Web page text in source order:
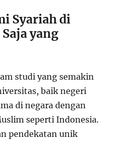
Syariah di
yang
studi yang semakin
baik negeri
di negara dengan
seperti Indonesia.
pendekatan unik